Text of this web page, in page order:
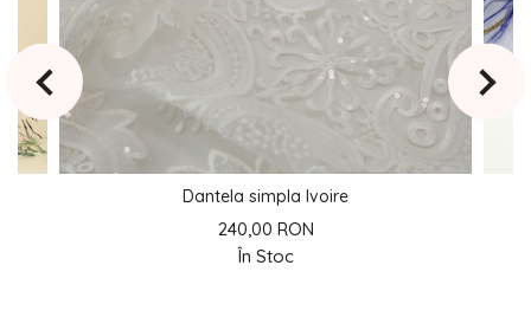
Dantela simpla Ivoire
240,00 RON
În Stoc